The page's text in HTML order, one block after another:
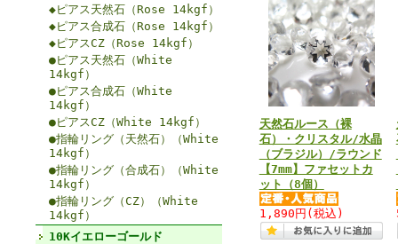
◆ピアス天然石（Rose 14kgf）
◆ピアス合成石（Rose 14kgf）
◆ピアスCZ（Rose 14kgf）
●ピアス天然石（White
14kgf）
●ピアス合成石（White
14kgf）
●ピアスCZ（White 14kgf）
●指輪リング（天然石）（White
14kgf）
●指輪リング（合成石）（White
14kgf）
●指輪リング（CZ）（White
14kgf）
10Kイエローゴールド
天然石ルース（裸
石）・クリスタル/水晶
（ブラジル）/ラウンド
【7mm】ファセットカ
ット（8個）
1,890円 (税込)